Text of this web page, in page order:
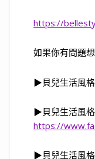
https://
如果你有問題
▶貝兒生活風
▶貝兒生活風
https://
▶貝兒生活風